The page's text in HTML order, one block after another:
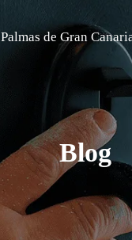
de Gran
Blog